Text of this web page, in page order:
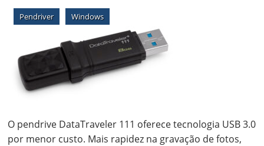
ATI
SOFTWARE
NOTEBOOKS
IOS
JOGOS
ANÁLISE
Pendriver Windows
O pendrive DataTraveler 111 oferece tecnologia USB 3.0
por menor custo. Mais rapidez na gravação de fotos,